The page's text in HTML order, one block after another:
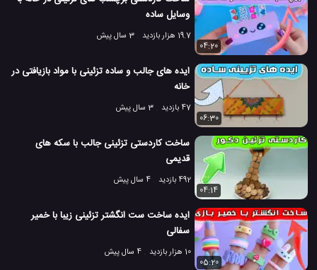
وسایل ساده
19.7 هزار بازدید
3 سال پیش
04:20
ایده های جالب و ساده تزئینی با مواد بازیافتی در
خانه
47 بازدید
3 سال پیش
06:30
ساخت کاردستی تزئینی جالب با سکه های
قدیمی
492 بازدید
4 سال پیش
04:14
ایده ساخت ست انگشتر تزئینی زیبا با خمیر
سفالی
10 هزار بازدید
4 سال پیش
05:20